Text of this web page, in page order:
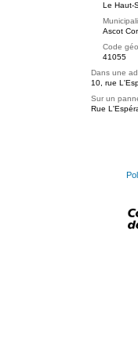
Le Haut-
Ascot
Code
41055
Dans une
10, rue
Sur un
Rue